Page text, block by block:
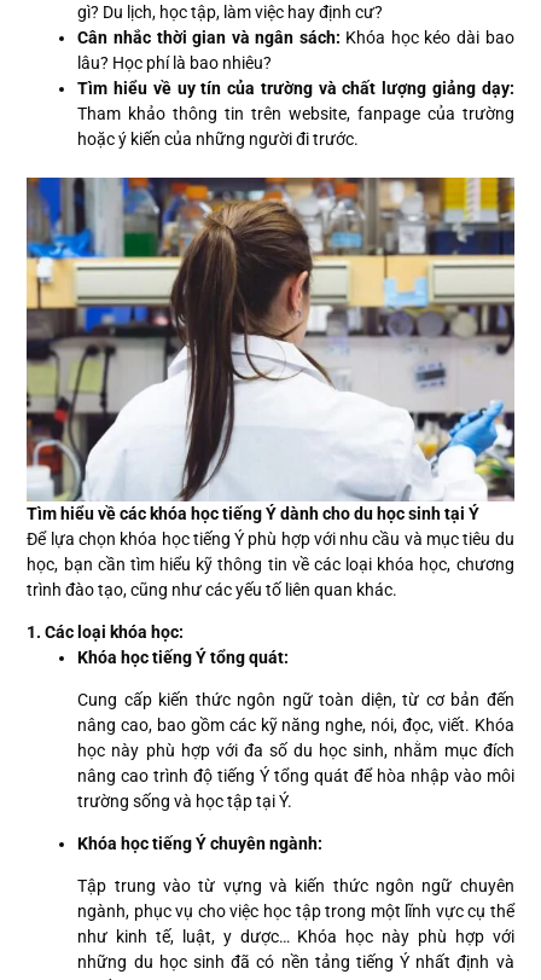
gì? Du lịch, học tập, làm việc hay định cư?
Cân nhắc thời gian và ngân sách: Khóa học kéo dài bao
lâu? Học phí là bao nhiêu?
Tìm hiểu về uy tín của trường và chất lượng giảng dạy:
Tham khảo thông tin trên website, fanpage của trường
hoặc ý kiến của những người đi trước.
Tìm hiểu về các khóa học tiếng Ý dành cho du học sinh tại Ý
Để lựa chọn khóa học tiếng Ý phù hợp với nhu cầu và mục tiêu du
học, bạn cần tìm hiểu kỹ thông tin về các loại khóa học, chương
trình đào tạo, cũng như các yếu tố liên quan khác.
1. Các loại khóa học:
Khóa học tiếng Ý tổng quát:
Cung cấp kiến thức ngôn ngữ toàn diện, từ cơ bản đến
nâng cao, bao gồm các kỹ năng nghe, nói, đọc, viết. Khóa
học này phù hợp với đa số du học sinh, nhằm mục đích
nâng cao trình độ tiếng Ý tổng quát để hòa nhập vào môi
trường sống và học tập tại Ý.
Khóa học tiếng Ý chuyên ngành:
Tập trung vào từ vựng và kiến thức ngôn ngữ chuyên
ngành, phục vụ cho việc học tập trong một lĩnh vực cụ thể
như kinh tế, luật, y dược… Khóa học này phù hợp với
những du học sinh đã có nền tảng tiếng Ý nhất định và